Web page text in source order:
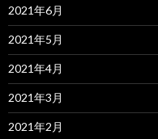
2021年6月
2021年5月
2021年4月
2021年3月
2021年2月